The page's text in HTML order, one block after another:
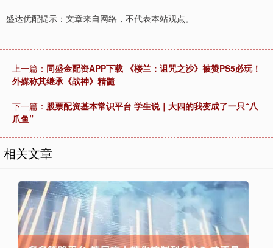
盛达优配提示：文章来自网络，不代表本站观点。
上一篇： 同盛金配资APP下载 《楼兰：诅咒之沙》被赞PS5必玩！
外媒称其继承《战神》精髓
下一篇： 股票配资基本常识平台 学生说｜大四的我变成了一只“八
爪鱼”
相关文章